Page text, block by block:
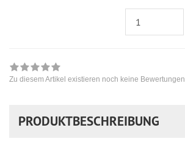
Zu diesem Artikel existieren noch keine Bewertungen
PRODUKTBESCHREIBUNG